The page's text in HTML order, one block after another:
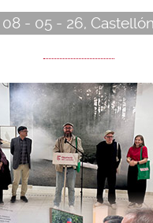
08 - 05 - 26,